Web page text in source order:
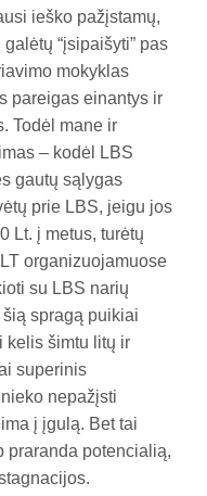
ieško pažįstamų,
“įsipaišyti” pas
mokyklas
pareigas einantys ir
Todėl mane ir
– kodėl LBS
gautų sąlygas
prie LBS, jeigu jos
Lt. į metus, turėtų
organizuojamuose
su LBS narių
spragą puikiai
kelis šimtu litų ir
superinis
nepažįsti
į įgulą. Bet tai
praranda potencialią,